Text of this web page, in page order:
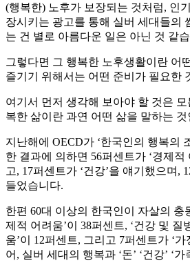
(행복한) 노후가 보장되는 것처럼, 인
장시키는 광고를 통해 실버 세대들의
는 건 별로 아름다운 일은 아닌 것 같
그렇다면 그 행복한 노후생활이란 어
즐기기 위해서는 어떤 준비가 필요한
여기서 먼저 생각해 보아야 할 것은
복한 삶이란 과연 어떤 삶을 말하는
지난해에 OECD가 ‘한국인의 행복의
한 결과에 의하면 56퍼센트가 ‘경제적
고, 17퍼센트가 ‘건강’을 얘기했으며,
들었습니다.
한편 60대 이상의 한국인이 자살의 충
제적 어려움’이 38퍼센트, ‘건강 및 질
움’이 12퍼센트, 그리고 7퍼센트가 ‘
어, 실버 세대의 행복과 ‘돈’ ‘건강’ ‘